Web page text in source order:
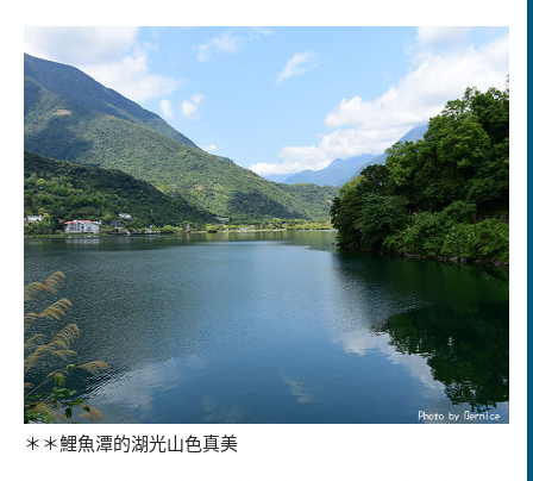
＊＊鯉魚潭的湖光山色真美